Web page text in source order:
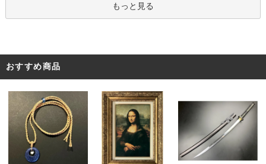
もっと見る
おすすめ商品